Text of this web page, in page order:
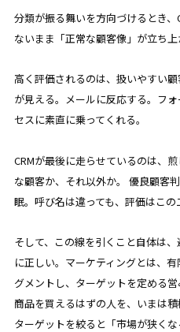
分類が振る舞いを方向づけるとき
ないまま「正常な顧客像」が立ち上
高く評価されるのは、扱いやすい
が見える。メールに反応する。フ
セスに素直に乗ってくれる。
CRMが最後に走らせているのは、
な顧客か、それ以外か。 優良顧客
眠。呼び名は違っても、評価はこの
そして、この線を引くこと自体は
に正しい。マーケティングとは、
グメントし、ターゲットを定める
商品を買えるはずの人を、いまは
ターゲットを絞ると「市場が狭く